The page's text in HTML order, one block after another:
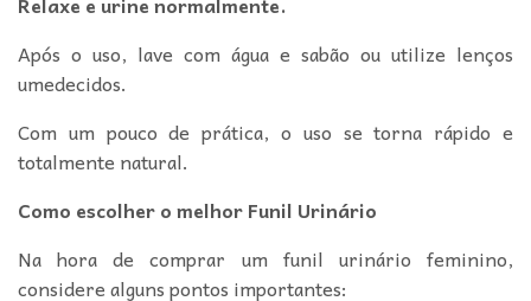
Após o uso, lave com água e sabão ou utilize lenços
umedecidos.
Com um pouco de prática, o uso se torna rápido e
totalmente natural.
Como escolher o melhor Funil Urinário
Na hora de comprar um funil urinário feminino,
considere alguns pontos importantes: